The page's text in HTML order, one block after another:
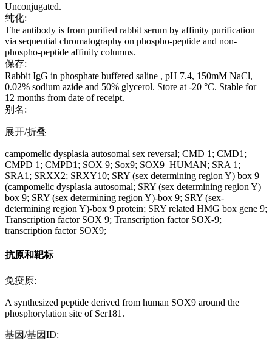
Unconjugated.
纯化:
The antibody is from purified rabbit serum by affinity purification
via sequential chromatography on phospho-peptide and non-
phospho-peptide affinity columns.
保存:
Rabbit IgG in phosphate buffered saline , pH 7.4, 150mM NaCl,
0.02% sodium azide and 50% glycerol. Store at -20 °C. Stable for
12 months from date of receipt.
别名:
展开/折叠
campomelic dysplasia autosomal sex reversal; CMD 1; CMD1;
CMPD 1; CMPD1; SOX 9; Sox9; SOX9_HUMAN; SRA 1;
SRA1; SRXX2; SRXY10; SRY (sex determining region Y) box 9
(campomelic dysplasia autosomal; SRY (sex determining region Y)
box 9; SRY (sex determining region Y)-box 9; SRY (sex-
determining region Y)-box 9 protein; SRY related HMG box gene 9;
Transcription factor SOX 9; Transcription factor SOX-9;
transcription factor SOX9;
抗原和靶标
免疫原:
A synthesized peptide derived from human SOX9 around the
phosphorylation site of Ser181.
基因/基因ID: